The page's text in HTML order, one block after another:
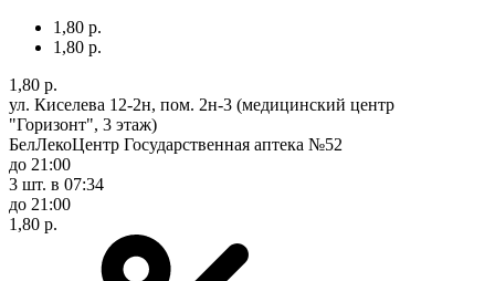
1,80 р.
1,80 р.
1,80 р.
ул. Киселева 12-2н, пом. 2н-3 (медицинский центр
"Горизонт", 3 этаж)
БелЛекоЦентр Государственная аптека №52
до 21:00
3 шт. в 07:34
до 21:00
1,80 р.